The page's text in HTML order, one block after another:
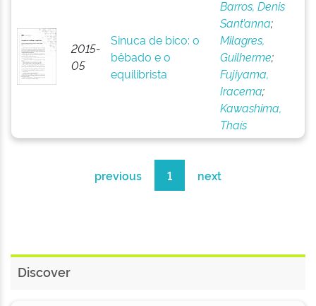
2015-
05
Sinuca de bico: o
bêbado e o
equilibrista
Barros, Denis
Sant’anna;
Milagres,
Guilherme;
Fujiyama,
Iracema;
Kawashima,
Thaís
previous 1 next
Discover